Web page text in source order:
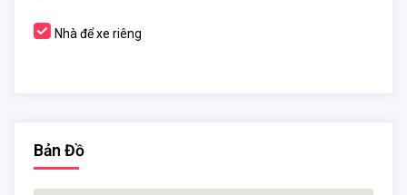
Nhà để xe riêng
Bản Đồ